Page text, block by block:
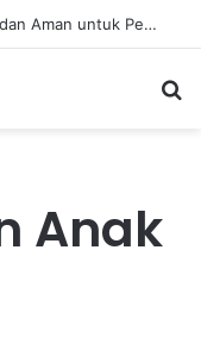
Bisnis Rumahan yang Tumbuh Stabil dan Aman untuk Pendapatan Jangka Panjang
Anak